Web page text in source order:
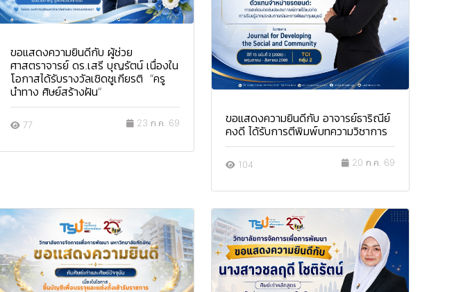
ขอแสดงความยินดีกับ ผู้ช่วย
ศาสตราจารย์ ดร.เสรี บุญรัตน์ เนื่องใน
โอกาสได้รับรางวัลเชิดชูเกียรติ “ครู
นำทาง ศิษย์สร้างฝัน”
77 23 ก.ค. 69
ขอแสดงความยินดีกับ อาจารย์ธาริณีย์
คงดี ได้รับการตีพิมพ์บทความวิชาการ
104 20 ก.ค. 69